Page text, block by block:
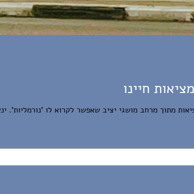
חיינו
מתוך מרחב מושגי יציב שאפשר לקרוא לו 'נורמליות'.